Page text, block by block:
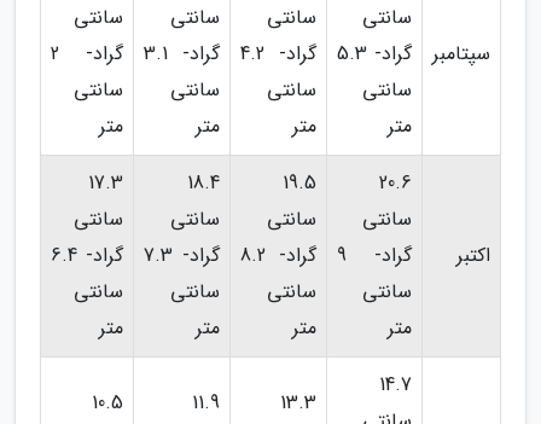
سپتامبر
سانتی
گراد- 5.3
سانتی
متر
سانتی
گراد- 4.2
سانتی
متر
سانتی
گراد- 3.1
سانتی
متر
سانتی
گراد- 2
سانتی
متر
اکتبر
20.6
سانتی
گراد- 9
سانتی
متر
19.5
سانتی
گراد- 8.2
سانتی
متر
18.4
سانتی
گراد- 7.3
سانتی
متر
17.3
سانتی
گراد- 6.4
سانتی
متر
14.7
13.3
11.9
10.5